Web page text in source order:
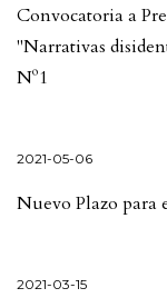
Convocatoria a
"Narrativas
Nº1
2021-05-06
Nuevo Plazo para
2021-03-15